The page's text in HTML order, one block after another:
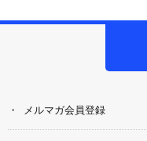
メルマガ会員登録